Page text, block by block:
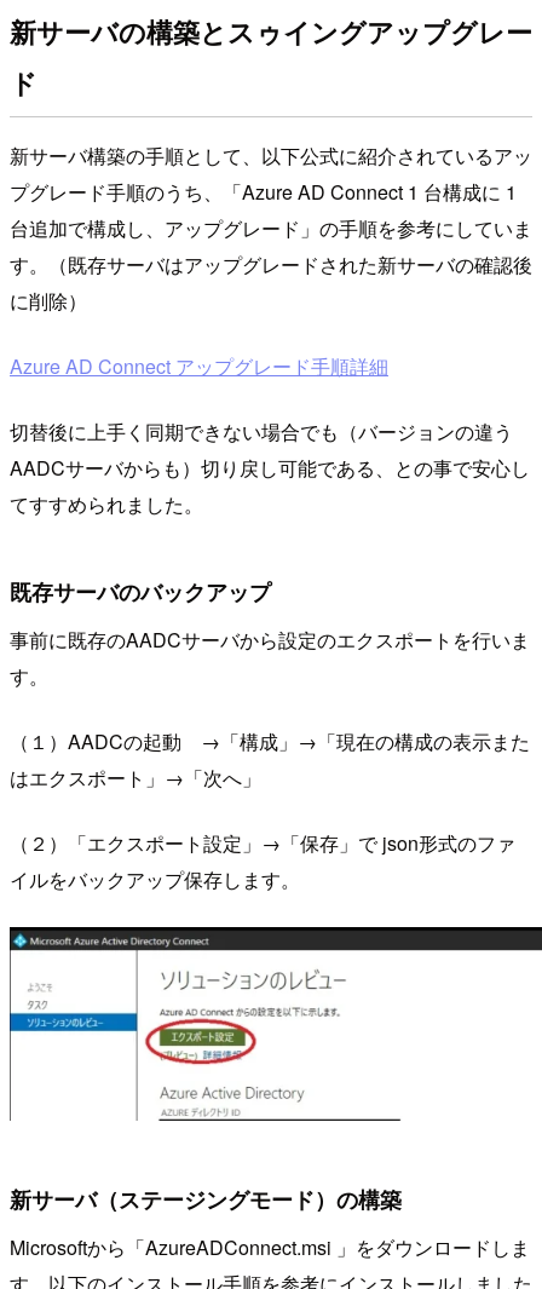
新サーバの構築とスゥイングアップグレー
ド
新サーバ構築の手順として、以下公式に紹介されているアッ
プグレード手順のうち、「Azure AD Connect 1 台構成に 1
台追加で構成し、アップグレード」の手順を参考にしていま
す。（既存サーバはアップグレードされた新サーバの確認後
に削除）
Azure AD Connect アップグレード手順詳細
切替後に上手く同期できない場合でも（バージョンの違う
AADCサーバからも）切り戻し可能である、との事で安心し
てすすめられました。
既存サーバのバックアップ
事前に既存のAADCサーバから設定のエクスポートを行いま
す。
（１）AADCの起動 →「構成」→「現在の構成の表示また
はエクスポート」→「次へ」
（２）「エクスポート設定」→「保存」で json形式のファ
イルをバックアップ保存します。
新サーバ（ステージングモード）の構築
Microsoftから「AzureADConnect.msi 」をダウンロードしま